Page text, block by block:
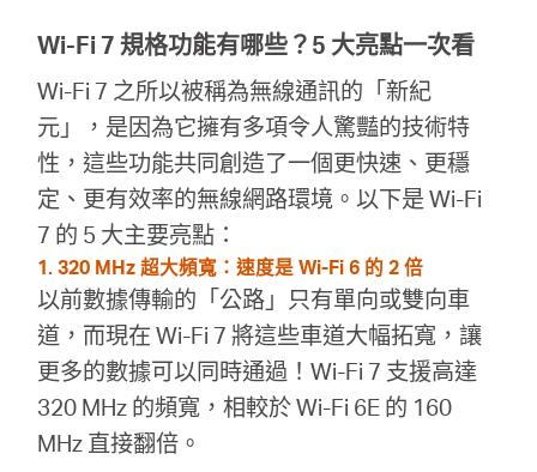
Wi-Fi 7 規格功能有哪些？5 大亮點一次看
Wi-Fi 7 之所以被稱為無線通訊的「新紀
元」，是因為它擁有多項令人驚豔的技術特
性，這些功能共同創造了一個更快速、更穩
定、更有效率的無線網路環境。以下是 Wi-Fi
7 的 5 大主要亮點：
1. 320 MHz 超大頻寬：速度是 Wi-Fi 6 的 2 倍
以前數據傳輸的「公路」只有單向或雙向車
道，而現在 Wi-Fi 7 將這些車道大幅拓寬，讓
更多的數據可以同時通過！Wi-Fi 7 支援高達
320 MHz 的頻寬，相較於 Wi-Fi 6E 的 160
MHz 直接翻倍。